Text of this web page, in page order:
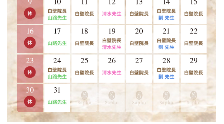
ズ式二重術」最新動画リリースいたしました。ビーズ式二重
術とはどんな術法なのか、術後の二重はどうなったのか？ぜ
ひご覧ください。自然すぎる二重です。
2026-02-03
「30％off新春キャン―ペーン2月28日まで」2施術以上同時に
するとすべて30％off 例：エクソソーム点滴＋プラセンタ点
滴（両方30％off)エクソソーム水光注射＋ボトックス（両方3
0％off）ヒアルロン酸注入＋ボトックス（両方３0％off)点滴
＋育毛ケア＋糸リフト（全て30％off）大変お得なキャンペー
ン2月28日まで
2026-01-09